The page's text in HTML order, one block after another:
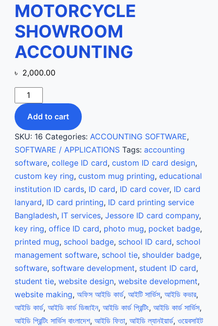
MOTORCYCLE
SHOWROOM
ACCOUNTING
৳ 2,000.00
MOTORCYCLE
SHOWROOM
ACCOUNTING
quantity
Add to cart
SKU: 16 Categories: ACCOUNTING SOFTWARE,
SOFTWARE / APPLICATIONS Tags: accounting
software, college ID card, custom ID card design,
custom key ring, custom mug printing, educational
institution ID cards, ID card, ID card cover, ID card
lanyard, ID card printing, ID card printing service
Bangladesh, IT services, Jessore ID card company,
key ring, office ID card, photo mug, pocket badge,
printed mug, school badge, school ID card, school
management software, school tie, shoulder badge,
software, software development, student ID card,
student tie, website design, website development,
website making, অফিস আইডি কার্ড, আইটি সার্ভিস, আইডি কভার,
আইডি কার্ড, আইডি কার্ড ডিজাইন, আইডি কার্ড প্রিন্টিং, আইডি কার্ড সার্ভিস,
আইডি প্রিন্টিং সার্ভিস বাংলাদেশ, আইডি ফিতা, আইডি ল্যানইয়ার্ড, ওয়েবসাইট